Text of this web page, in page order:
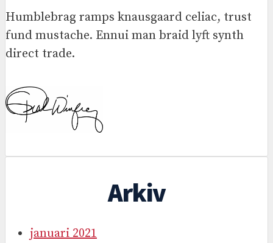
Humblebrag ramps knausgaard celiac, trust
fund mustache. Ennui man braid lyft synth
direct trade.
Arkiv
januari 2021